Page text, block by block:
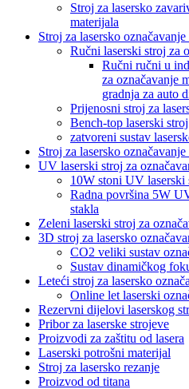
Stroj za lasersko
materijala
Stroj za lasersko
Ručni laserski stroj za
Ručni ručni u
za označavanje
gradnja za auto
Prijenosni stroj za
Bench-top laserski
zatvoreni sustav
Stroj za lasersko
UV laserski stroj za
10W stoni UV laserski
Radna površina 5W
stakla
Zeleni laserski stroj za
3D stroj za lasersko
CO2 veliki sustav
Sustav dinamičkog
Leteći stroj za lasersko
Online let laserski
Rezervni dijelovi laserskog
Pribor za laserske strojeve
Proizvodi za zaštitu od lasera
Laserski potrošni materijal
Stroj za lasersko rezanje
Proizvod od titana